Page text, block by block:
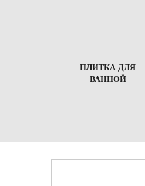
ПЛИТКА ДЛЯ
ВАННОЙ